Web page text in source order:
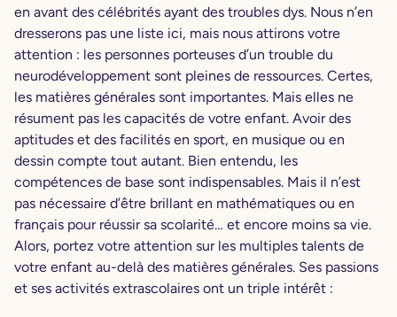
en avant des célébrités ayant des troubles dys. Nous n’en
dresserons pas une liste ici, mais nous attirons votre
attention : les personnes porteuses d’un trouble du
neurodéveloppement sont pleines de ressources. Certes,
les matières générales sont importantes. Mais elles ne
résument pas les capacités de votre enfant. Avoir des
aptitudes et des facilités en sport, en musique ou en
dessin compte tout autant. Bien entendu, les
compétences de base sont indispensables. Mais il n’est
pas nécessaire d’être brillant en mathématiques ou en
français pour réussir sa scolarité… et encore moins sa vie.
Alors, portez votre attention sur les multiples talents de
votre enfant au-delà des matières générales. Ses passions
et ses activités extrascolaires ont un triple intérêt :